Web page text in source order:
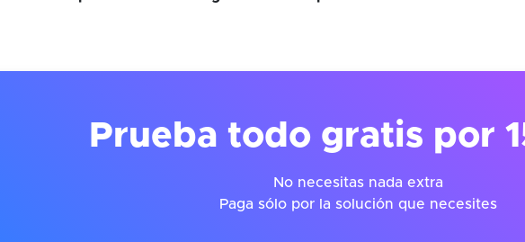
Prueba todo gratis por
No necesitas nada extra
Paga sólo por la solución que necesites